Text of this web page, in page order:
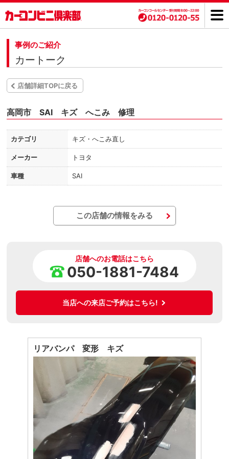
事例のご紹介
カートーク
店舗詳細TOPに戻る
高岡市 SAI キズ へこみ 修理
カテゴリ キズ・へこみ直し
メーカー トヨタ
車種 SAI
この店舗の情報をみる
店舗へのお電話はこちら
050-1881-7484
当店への来店ご予約はこちら!
リアバンパ 変形 キズ